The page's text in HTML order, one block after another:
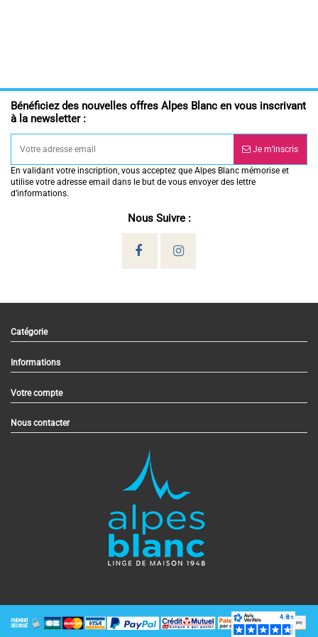
Bénéficiez des nouvelles offres Alpes Blanc en vous inscrivant
à la newsletter :
Je m’inscris
En validant votre inscription, vous acceptez que Alpes Blanc mémorise et
utilise votre adresse email dans le but de vous envoyer des lettre
d’informations.
Nous Suivre :
Catégorie
Informations
Votre compte
Nous contacter